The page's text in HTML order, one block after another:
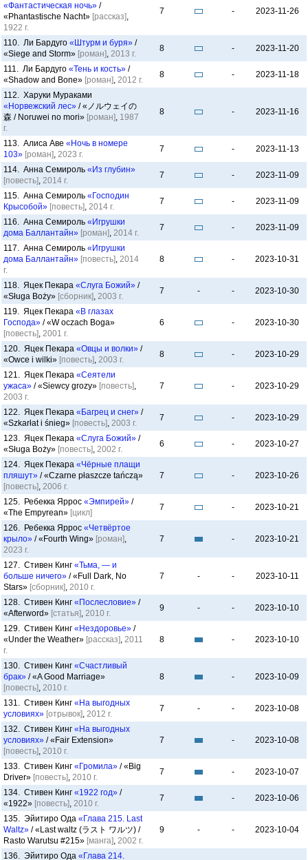
«Фантастическая ночь» /
«Phantastische Nacht» [рассказ],
1922 г.
7 - 2023-11-26
110. Ли Бардуго «Штурм и буря» /
«Siege and Storm» [роман], 2013 г.
8 - 2023-11-20
111. Ли Бардуго «Тень и кость» /
«Shadow and Bone» [роман], 2012 г.
8 - 2023-11-18
112. Харуки Мураками
«Норвежский лес» / «ノルウェイの
森 / Noruwei no mori» [роман], 1987
г.
8 - 2023-11-16
113. Алиса Аве «Ночь в номере
103» [роман], 2023 г.
7 - 2023-11-13
114. Анна Семироль «Из глубин»
[повесть], 2014 г.
7 - 2023-11-09
115. Анна Семироль «Господин
Крысобой» [повесть], 2014 г.
7 - 2023-11-09
116. Анна Семироль «Игрушки
дома Баллантайн» [роман], 2014 г.
7 - 2023-11-09
117. Анна Семироль «Игрушки
дома Баллантайн» [повесть], 2014
г.
8 - 2023-10-31
118. Яцек Пекара «Слуга Божий» /
«Sługa Boży» [сборник], 2003 г.
7 - - 2023-10-30
119. Яцек Пекара «В глазах
Господа» / «W oczach Boga»
[повесть], 2001 г.
6 - 2023-10-30
120. Яцек Пекара «Овцы и волки» /
«Owce i wilki» [повесть], 2003 г.
8 - 2023-10-29
121. Яцек Пекара «Сеятели
ужаса» / «Siewcy grozy» [повесть],
2003 г.
7 - 2023-10-29
122. Яцек Пекара «Багрец и снег» /
«Szkarłat i śnieg» [повесть], 2003 г.
7 - 2023-10-29
123. Яцек Пекара «Слуга Божий» /
«Sługa Boży» [повесть], 2002 г.
6 - 2023-10-27
124. Яцек Пекара «Чёрные плащи
пляшут» / «Czarne płaszcze tańczą»
[повесть], 2006 г.
7 - 2023-10-26
125. Ребекка Яррос «Эмпирей» /
«The Empyrean» [цикл]
7 - 2023-10-21
126. Ребекка Яррос «Четвёртое
крыло» / «Fourth Wing» [роман],
2023 г.
7 - 2023-10-21
127. Стивен Кинг «Тьма, — и
больше ничего» / «Full Dark, No
Stars» [сборник], 2010 г.
7 - - 2023-10-11
128. Стивен Кинг «Послесловие» /
«Afterword» [статья], 2010 г.
9 - - 2023-10-10
129. Стивен Кинг «Нездоровье» /
«Under the Weather» [рассказ], 2011
г.
8 - 2023-10-10
130. Стивен Кинг «Счастливый
брак» / «A Good Marriage»
[повесть], 2010 г.
8 - 2023-10-09
131. Стивен Кинг «На выгодных
условиях» [отрывок], 2012 г.
7 - - 2023-10-08
132. Стивен Кинг «На выгодных
условиях» / «Fair Extension»
[повесть], 2010 г.
7 - 2023-10-08
133. Стивен Кинг «Громила» / «Big
Driver» [повесть], 2010 г.
7 - 2023-10-07
134. Стивен Кинг «1922 год» /
«1922» [повесть], 2010 г.
7 - 2023-10-06
135. Эйитиро Ода «Глава 215. Last
Waltz» / «Last waltz (ラスト ワルツ) /
Rasto Warutsu #215» [манга], 2002 г.
9 - - 2023-10-04
136. Эйитиро Ода «Глава 214.